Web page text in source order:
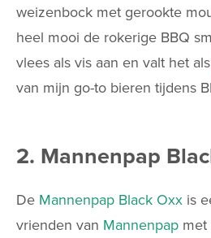
weizenbock met gerookte
heel mooi de rokerige BBQ
vlees als vis aan en valt het als
van mijn go-to bieren tijdens
2. Mannenpap
De Mannenpap Black Oxx is
vrienden van Mannenpap